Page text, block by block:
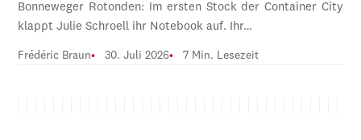
Bonneweger Rotonden: Im ersten Stock der Container City
klappt Julie Schroell ihr Notebook auf. Ihr…
Frédéric Braun 30. Juli 2026 7 Min. Lesezeit